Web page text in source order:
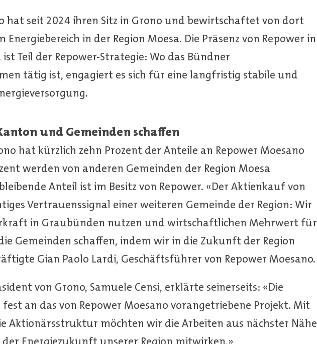
hat seit 2024 ihren Sitz in Grono und bewirtschaftet von dort
in der Region Moesa. Die Präsenz von Repower in
ist Teil der Repower-Strategie: Wo das Bündner
tätig ist, engagiert es sich für eine langfristig stabile und
und Gemeinden schaffen
hat kürzlich zehn Prozent der Anteile an Repower Moesano
werden von anderen Gemeinden der Region Moesa
Anteil ist im Besitz von Repower. «Der Aktienkauf von
Vertrauenssignal einer weiteren Gemeinde der Region: Wir
in Graubünden nutzen und wirtschaftlichen Mehrwert für
Gemeinden schaffen, indem wir in die Zukunft der Region
Gian Paolo Lardi, Geschäftsführer von Repower Moesano.
von Grono, Samuele Censi, erklärte seinerseits: «Die
an das von Repower Moesano vorangetriebene Projekt. Mit
Aktionärsstruktur möchten wir die Arbeiten aus nächster Nähe